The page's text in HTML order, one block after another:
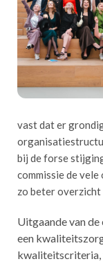
vast dat er
bij de forse
commissie de
zo beter
Uitgaande van
een
kwaliteitscriteria,